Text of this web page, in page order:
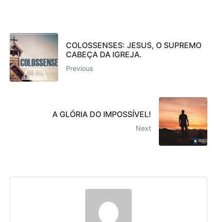
COLOSSENSES: JESUS, O SUPREMO
CABEÇA DA IGREJA.
Previous
A GLÓRIA DO IMPOSSÍVEL!
Next